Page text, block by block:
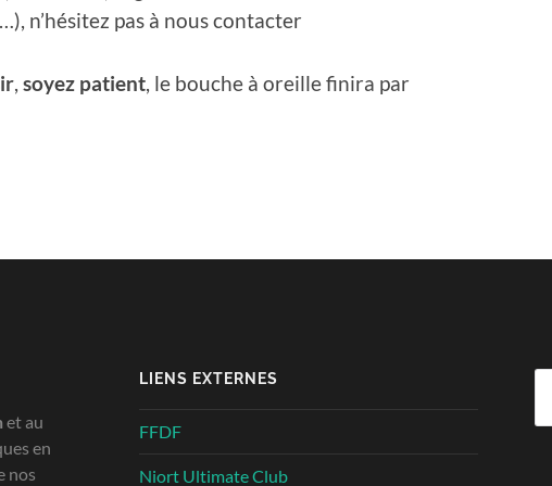
n’hésitez pas à nous contacter
soyez patient , le bouche à oreille finira par
et au
en
nos
LIENS EXTERNES
FFDF
Niort Ultimate Club